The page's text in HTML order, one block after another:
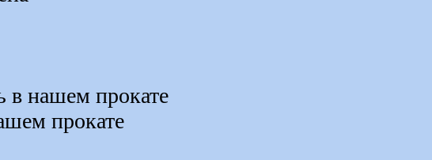
в нашем прокате
прокате